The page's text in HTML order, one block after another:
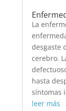
La
desgaste
cerebro.
hasta
síntomas
leer más